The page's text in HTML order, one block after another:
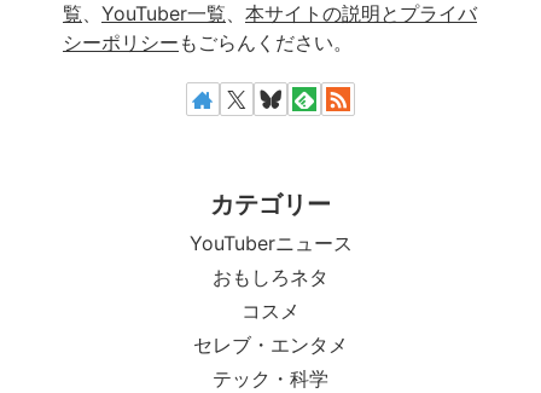
覧、 YouTuber一覧、 本サイトの説明とプライバ
シーポリシー もごらんください。
カテゴリー
YouTuberニュース
おもしろネタ
コスメ
セレブ・エンタメ
テック・科学